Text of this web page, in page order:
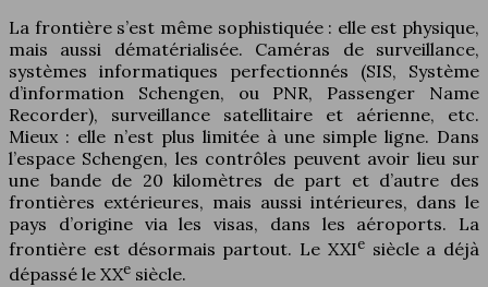
La frontière s’est même sophistiquée : elle est physique,
mais aussi dématérialisée. Caméras de surveillance,
systèmes informatiques perfectionnés (SIS, Système
d’information Schengen, ou PNR, Passenger Name
Recorder), surveillance satellitaire et aérienne, etc.
Mieux : elle n’est plus limitée à une simple ligne. Dans
l’espace Schengen, les contrôles peuvent avoir lieu sur
une bande de 20 kilomètres de part et d’autre des
frontières extérieures, mais aussi intérieures, dans le
pays d’origine via les visas, dans les aéroports. La
frontière est désormais partout. Le XXIesiècle a déjà
dépassé le XXe siècle.